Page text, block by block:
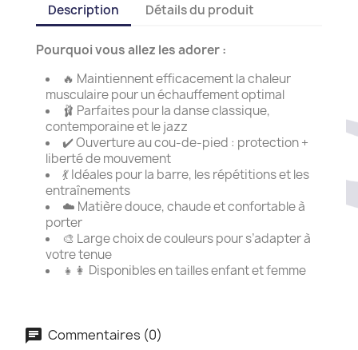
Description Détails du produit
Pourquoi vous allez les adorer :
🔥 Maintiennent efficacement la chaleur
musculaire pour un échauffement optimal
🩰 Parfaites pour la danse classique,
contemporaine et le jazz
✔️ Ouverture au cou-de-pied : protection +
liberté de mouvement
💃 Idéales pour la barre, les répétitions et les
entraînements
☁️ Matière douce, chaude et confortable à
porter
🎨 Large choix de couleurs pour s’adapter à
votre tenue
👧👩 Disponibles en tailles enfant et femme
Commentaires (0)